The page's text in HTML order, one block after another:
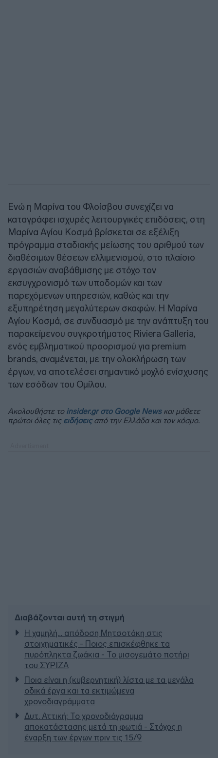
Ενώ η Μαρίνα του Φλοίσβου συνεχίζει να
καταγράφει ισχυρές λειτουργικές επιδόσεις, στη
Μαρίνα Αγίου Κοσμά βρίσκεται σε εξέλιξη
πρόγραμμα σταδιακής μείωσης του αριθμού των
διαθέσιμων θέσεων ελλιμενισμού, στο πλαίσιο
εργασιών αναβάθμισης με στόχο τον
εκσυγχρονισμό των υποδομών και των
παρεχόμενων υπηρεσιών, καθώς και την
εξυπηρέτηση μεγαλύτερων σκαφών. Η Μαρίνα
Αγίου Κοσμά, σε συνδυασμό με την ανάπτυξη του
παρακείμενου συγκροτήματος Riviera Galleria,
ενός εμβληματικού προορισμού για premium
brands, αναμένεται, με την ολοκλήρωση των
έργων, να αποτελέσει σημαντικό μοχλό ενίσχυσης
των εσόδων του Ομίλου.
Ακολουθήστε το insider.gr στο Google Newsκαι μάθετε
πρώτοι όλες τις ειδήσειςαπό την Ελλάδα και τον κόσμο.
Διαβάζονται αυτή τη στιγμή
Η χαμηλή… απόδοση Μητσοτάκη στις
στοιχηματικές - Ποιος επισκέφθηκε τα
πυρόπληκτα ζωάκια - Το μισογεμάτο ποτήρι
του ΣΥΡΙΖΑ
Ποια είναι η (κυβερνητική) λίστα με τα μεγάλα
οδικά έργα και τα εκτιμώμενα
χρονοδιαγράμματα
Δυτ. Αττική: Το χρονοδιάγραμμα
αποκατάστασης μετά τη φωτιά - Στόχος η
έναρξη των έργων πριν τις 15/9